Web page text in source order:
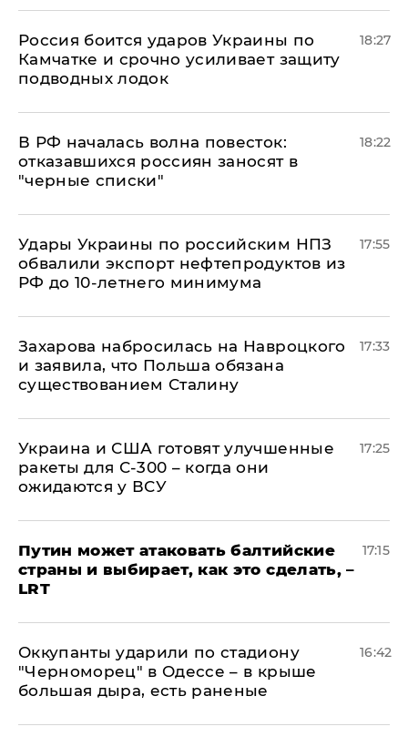
Россия боится ударов Украины по
Камчатке и срочно усиливает защиту
подводных лодок
18:27
​В РФ началась волна повесток:
отказавшихся россиян заносят в
"черные списки"
18:22
Удары Украины по российским НПЗ
обвалили экспорт нефтепродуктов из
РФ до 10-летнего минимума
17:55
​Захарова набросилась на Навроцкого
и заявила, что Польша обязана
существованием Сталину
17:33
Украина и США готовят улучшенные
ракеты для С-300 – когда они
ожидаются у ВСУ
17:25
Путин может атаковать балтийские
страны и выбирает, как это сделать, –
LRT
17:15
Оккупанты ударили по стадиону
"Черноморец" в Одессе – в крыше
большая дыра, есть раненые
16:42